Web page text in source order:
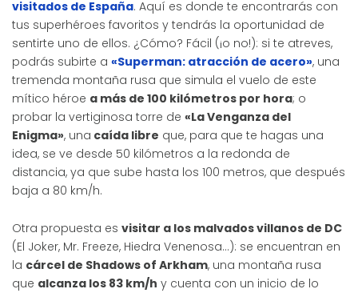
visitados de España. Aquí es donde te encontrarás con
tus superhéroes favoritos y tendrás la oportunidad de
sentirte uno de ellos. ¿Cómo? Fácil (¡o no!): si te atreves,
podrás subirte a «Superman: atracción de acero», una
tremenda montaña rusa que simula el vuelo de este
mítico héroe a más de 100 kilómetros por hora; o
probar la vertiginosa torre de «La Venganza del
Enigma», una caída libre que, para que te hagas una
idea, se ve desde 50 kilómetros a la redonda de
distancia, ya que sube hasta los 100 metros, que después
baja a 80 km/h.
Otra propuesta es visitar a los malvados villanos de DC
(El Joker, Mr. Freeze, Hiedra Venenosa…): se encuentran en
la cárcel de Shadows of Arkham, una montaña rusa
que alcanza los 83 km/h y cuenta con un inicio de lo